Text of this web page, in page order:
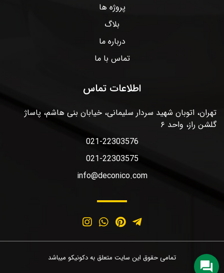
پروژه ها
بلاگ
درباره ما
تماس با ما
اطلاعات تماس
تهران، اتوبان شهید سردار سلیمانی، خیابان بنی هاشم، پاساژ
گلشن راز، واحد ۶
021-22303576
021-22303575
info@deconico.com
تمامی حقوق این سایت متعلق به دکونیکو میباشد